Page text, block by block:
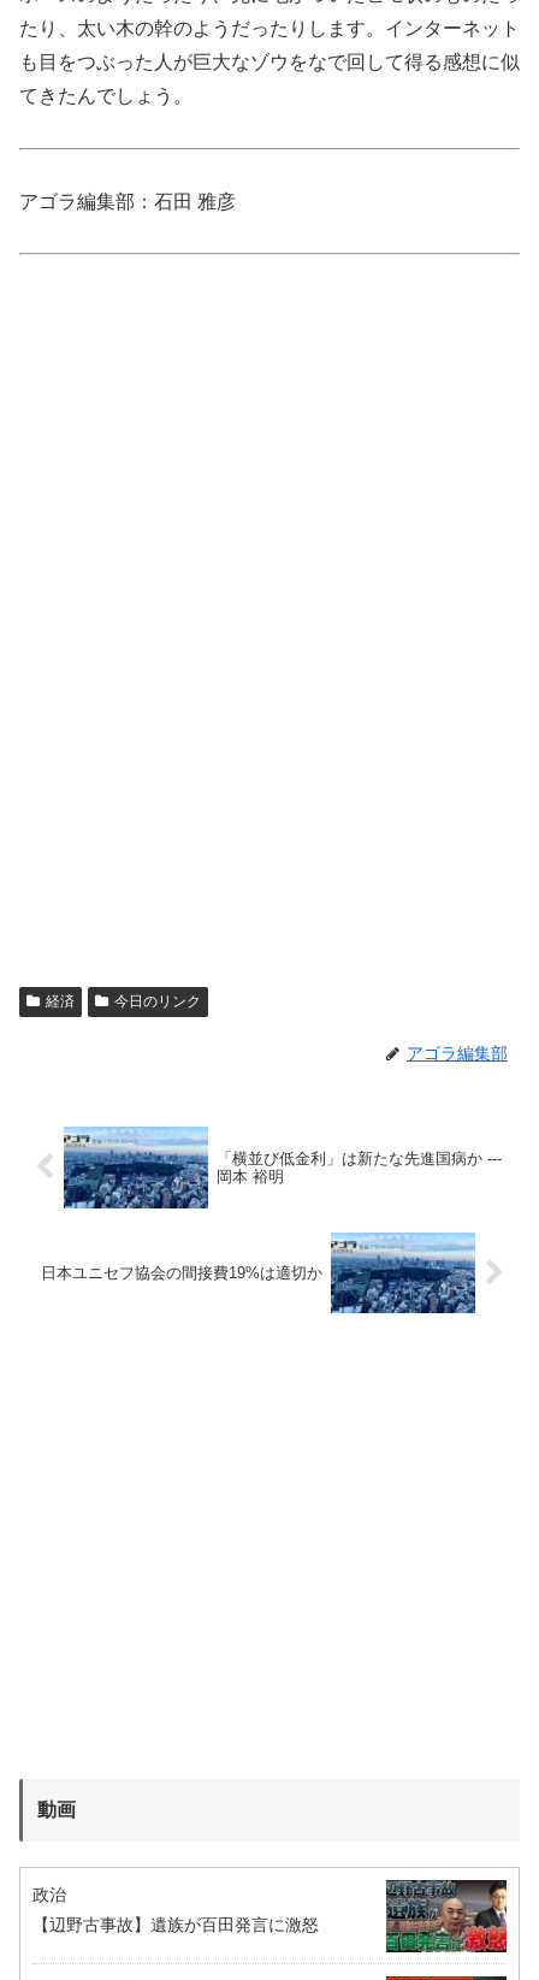
たり、太い木の幹のようだったりします。インターネット
も目をつぶった人が巨大なゾウをなで回して得る感想に似
てきたんでしょう。
アゴラ編集部：石田 雅彦
経済 今日のリンク
アゴラ編集部
「横並び低金利」は新たな先進国病か ---
岡本 裕明
日本ユニセフ協会の間接費19%は適切か
動画
政治
【辺野古事故】遺族が百田発言に激怒